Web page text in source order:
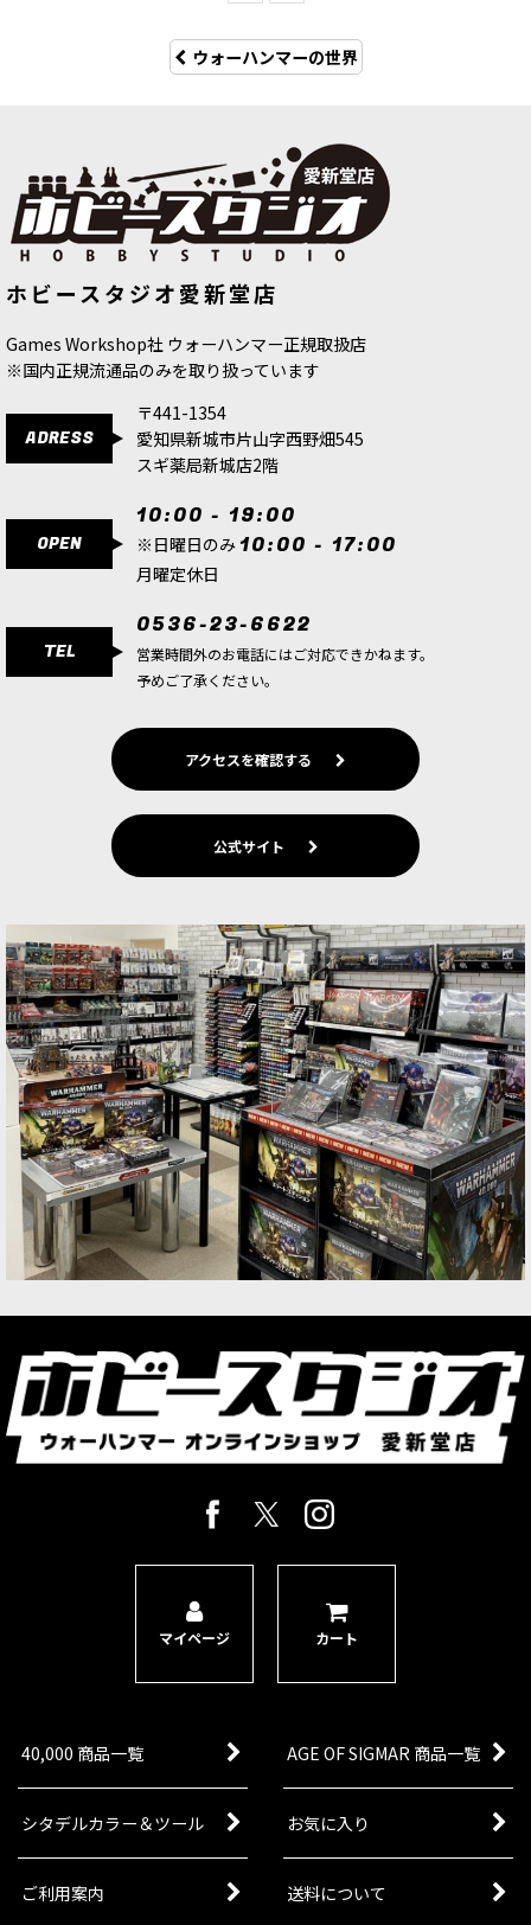
ウォーハンマーの世界
ホビースタジオ愛新堂店
Games Workshop社 ウォーハンマー正規取扱店
※国内正規流通品のみを取り扱っています
ADRESS
〒441-1354
愛知県新城市片山字西野畑545
スギ薬局新城店2階
OPEN
10:00 - 19:00
※日曜日のみ 10:00 - 17:00
月曜定休日
TEL
0536-23-6622
営業時間外のお電話にはご対応できかねます。
予めご了承ください。
アクセスを確認する
公式サイト
マイページ カート
40,000 商品一覧 AGE OF SIGMAR 商品一覧
シタデルカラー＆ツール お気に入り
ご利用案内 送料について